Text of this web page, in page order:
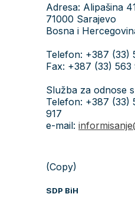
Adresa: Alipašina
71000 Sarajevo
Bosna i
Telefon: +387 (33)
Fax: +387 (33) 563
Služba za odnose
Telefon: +387 (33)
917
e-mail:
(Copy)
SDP BiH